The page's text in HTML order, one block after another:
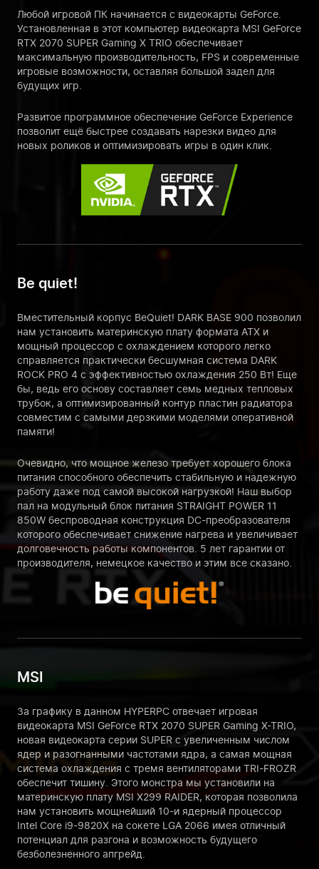
Любой игровой ПК начинается с видеокарты GeForce.
Установленная в этот компьютер видеокарта MSI GeForce
RTX 2070 SUPER Gaming X TRIO обеспечивает
максимальную производительность, FPS и современные
игровые возможности, оставляя большой задел для
будущих игр.
Развитое программное обеспечение GeForce Experience
позволит ещё быстрее создавать нарезки видео для
новых роликов и оптимизировать игры в один клик.
Be quiet!
Вместительный корпус BeQuiet! DARK BASE 900 позволил
нам установить материнскую плату формата ATX и
мощный процессор с охлаждением которого легко
справляется практически бесшумная система DARK
ROCK PRO 4 с эффективностью охлаждения 250 Вт! Еще
бы, ведь его основу составляет семь медных тепловых
трубок, а оптимизированный контур пластин радиатора
совместим с самыми дерзкими моделями оперативной
памяти!
Очевидно, что мощное железо требует хорошего блока
питания способного обеспечить стабильную и надежную
работу даже под самой высокой нагрузкой! Наш выбор
пал на модульный блок питания STRAIGHT POWER 11
850W беспроводная конструкция DC-преобразователя
которого обеспечивает снижение нагрева и увеличивает
долговечность работы компонентов. 5 лет гарантии от
производителя, немецкое качество и этим все сказано.
MSI
За графику в данном HYPERPC отвечает игровая
видеокарта MSI GeForce RTX 2070 SUPER Gaming X-TRIO,
новая видеокарта серии SUPER с увеличенным числом
ядер и разогнанными частотами ядра, а самая мощная
система охлаждения с тремя вентиляторами TRI-FROZR
обеспечит тишину. Этого монстра мы установили на
материнскую плату MSI X299 RAIDER, которая позволила
нам установить мощнейший 10-и ядерный процессор
Intel Core i9-9820X на сокете LGA 2066 имея отличный
потенциал для разгона и возможность будущего
безболезненного апгрейд.